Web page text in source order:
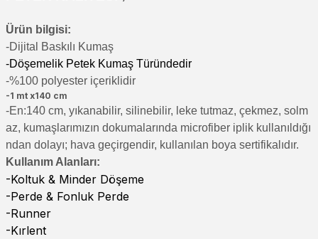
Ürün bilgisi:
-Dijital Baskılı Kumaş
-Döşemelik Petek Kumaş Türündedir
-%100 polyester içeriklidir
-1 mt x140 cm
-En:140 cm, yıkanabilir, silinebilir, leke tutmaz, çekmez, solm
az, kumaşlarımızın dokumalarında microfiber iplik kullanıldığı
ndan dolayı; hava geçirgendir, kullanılan boya sertifikalıdır.
Kullanım Alanları:
-Koltuk & Minder Döşeme
-Perde & Fonluk Perde
-Runner
-Kırlent